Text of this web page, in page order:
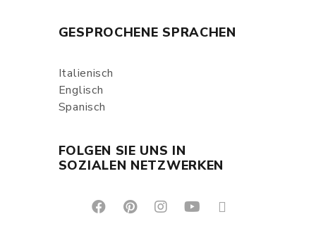
GESPROCHENE SPRACHEN
Italienisch
Englisch
Spanisch
FOLGEN SIE UNS IN
SOZIALEN NETZWERKEN